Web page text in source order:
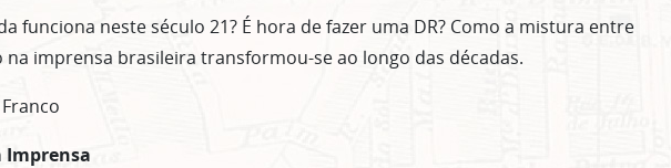
funciona neste século 21? É hora de fazer uma DR? Como a mistura entre
imprensa brasileira transformou-se ao longo das décadas.
Imprensa